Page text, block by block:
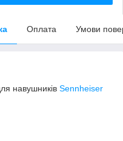
Оплата Умови
навушників Sennheiser